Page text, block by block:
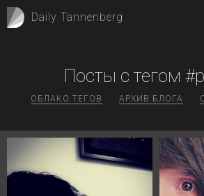
Daily Tannenberg
Посты с тегом
ОБЛАКО ТЕГОВ АРХИВ БЛОГА